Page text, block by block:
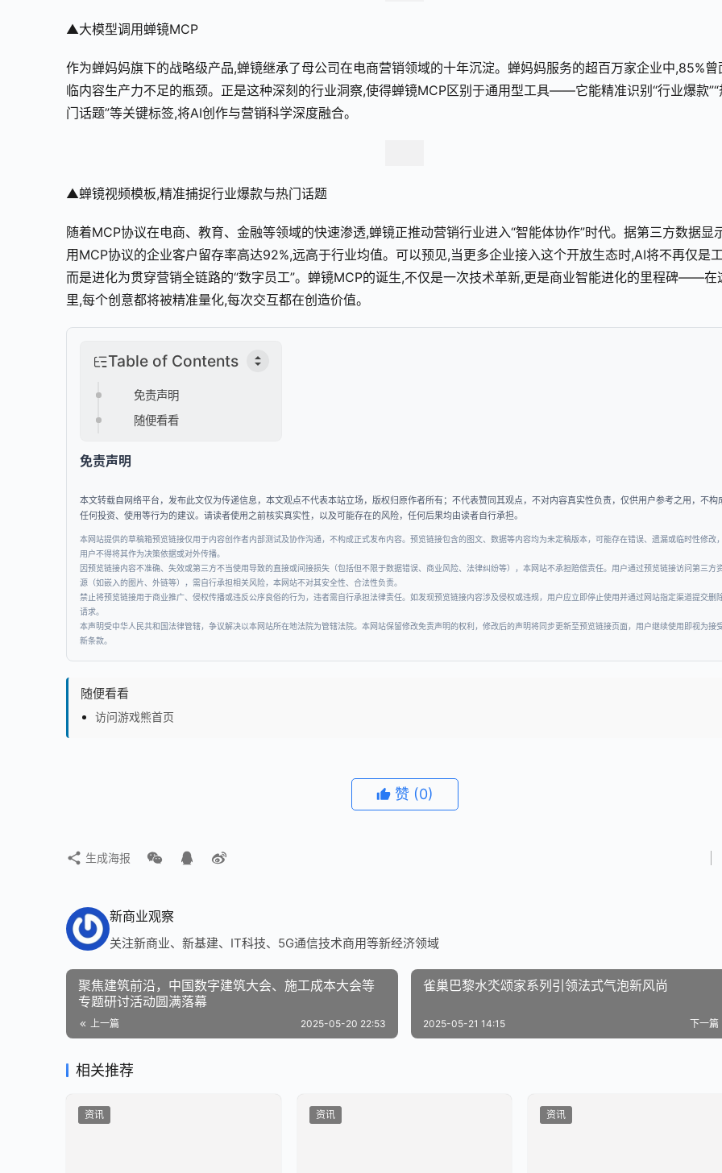
▲大模型调用蝉镜MCP
作为蝉妈妈旗下的战略级产品,蝉镜继承了母公司在电商营销领域的十年沉淀。蝉妈妈服务的超百万家企业中,85%曾
临内容生产力不足的瓶颈。正是这种深刻的行业洞察,使得蝉镜MCP区别于通用型工具——它能精准识别“行业爆款”“
门话题”等关键标签,将AI创作与营销科学深度融合。
▲蝉镜视频模板,精准捕捉行业爆款与热门话题
随着MCP协议在电商、教育、金融等领域的快速渗透,蝉镜正推动营销行业进入“智能体协作”时代。据第三方数据显
用MCP协议的企业客户留存率高达92%,远高于行业均值。可以预见,当更多企业接入这个开放生态时,AI将不再仅是
而是进化为贯穿营销全链路的“数字员工”。蝉镜MCP的诞生,不仅是一次技术革新,更是商业智能进化的里程碑——在
里,每个创意都将被精准量化,每次交互都在创造价值。
Table of Contents
免责声明
随便看看
免责声明
本文转载自网络平台，发布此文仅为传递信息，本文观点不代表本站立场，版权归原作者所有；不代表赞同其观点，不对内容真实性负责，仅供用户参考之用，不构
任何投资、使用等行为的建议。请读者使用之前核实真实性，以及可能存在的风险，任何后果均由读者自行承担。
本网站提供的草稿箱预览链接仅用于内容创作者内部测试及协作沟通，不构成正式发布内容。预览链接包含的图文、数据等内容均为未定稿版本，可能存在错误、遗漏或临时性修改，
用户不得将其作为决策依据或对外传播。
因预览链接内容不准确、失效或第三方不当使用导致的直接或间接损失（包括但不限于数据错误、商业风险、法律纠纷等），本网站不承担赔偿责任。用户通过预览链接访问第三方
源（如嵌入的图片、外链等），需自行承担相关风险，本网站不对其安全性、合法性负责。
禁止将预览链接用于商业推广、侵权传播或违反公序良俗的行为，违者需自行承担法律责任。如发现预览链接内容涉及侵权或违规，用户应立即停止使用并通过网站指定渠道提交删
请求。
本声明受中华人民共和国法律管辖，争议解决以本网站所在地法院为管辖法院。本网站保留修改免责声明的权利，修改后的声明将同步更新至预览链接页面，用户继续使用即视为接
新条款。
随便看看
访问游戏熊首页
赞 (0)
生成海报
新商业观察
关注新商业、新基建、IT科技、5G通信技术商用等新经济领域
聚焦建筑前沿，中国数字建筑大会、施工成本大会等
专题研讨活动圆满落幕
上一篇 2025-05-20 22:53
雀巢巴黎水氼颂家系列引领法式气泡新风尚
下一篇
2025-05-21 14:15
相关推荐
资讯 资讯 资讯